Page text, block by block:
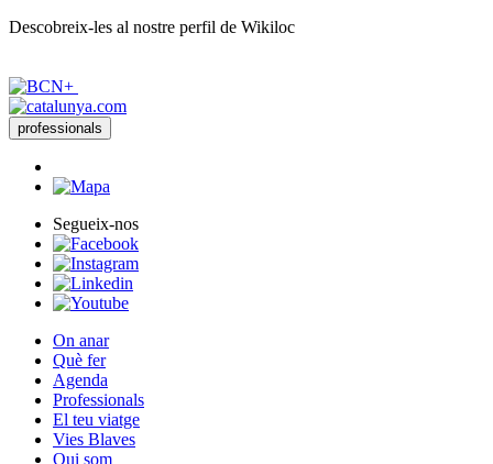
Descobreix-les al nostre perfil de Wikiloc
professionals
Segueix-nos
On anar
Què fer
Agenda
Professionals
El teu viatge
Vies Blaves
Qui som